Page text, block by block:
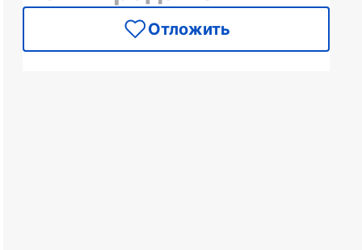
Отложить